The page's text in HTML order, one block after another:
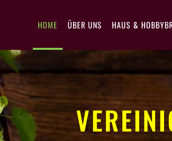
HOME ÜBER UNS HAUS &